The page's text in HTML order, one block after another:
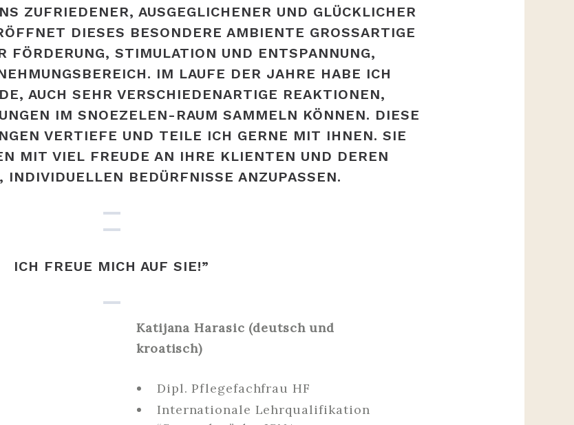
ZUFRIEDENER, AUSGEGLICHENER UND GLÜCKLICHER
DIESES BESONDERE AMBIENTE GROSSARTIGE M
STIMULATION UND ENTSPANNUNG, B
IM LAUFE DER JAHRE HABE ICH Z
AUCH SEHR VERSCHIEDENARTIGE REAKTIONEN, E
IM SNOEZELEN-RAUM SAMMELN KÖNNEN. DIESE P
VERTIEFE UND TEILE ICH GERNE MIT IHNEN. SIE L
MIT VIEL FREUDE AN IHRE KLIENTEN UND DEREN P
BEDÜRFNISSE ANZUPASSEN.
ICH FREUE MICH AUF SIE!”
Katijana Harasic (deutsch und
kroatisch)
Dipl. Pflegefachfrau HF
Internationale Lehrqualifikation